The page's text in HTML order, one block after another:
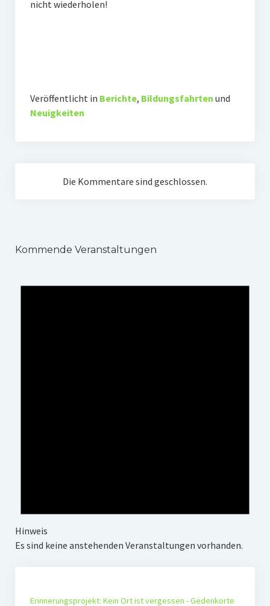
nicht wiederholen!
Veröffentlicht in Berichte, Bildungsfahrten und
Neuigkeiten
Die Kommentare sind geschlossen.
Kommende Veranstaltungen
Hinweis
Es sind keine anstehenden Veranstaltungen vorhanden.
Erinnerungsprojekt: Kein Ort ist vergessen - Gedenkorte